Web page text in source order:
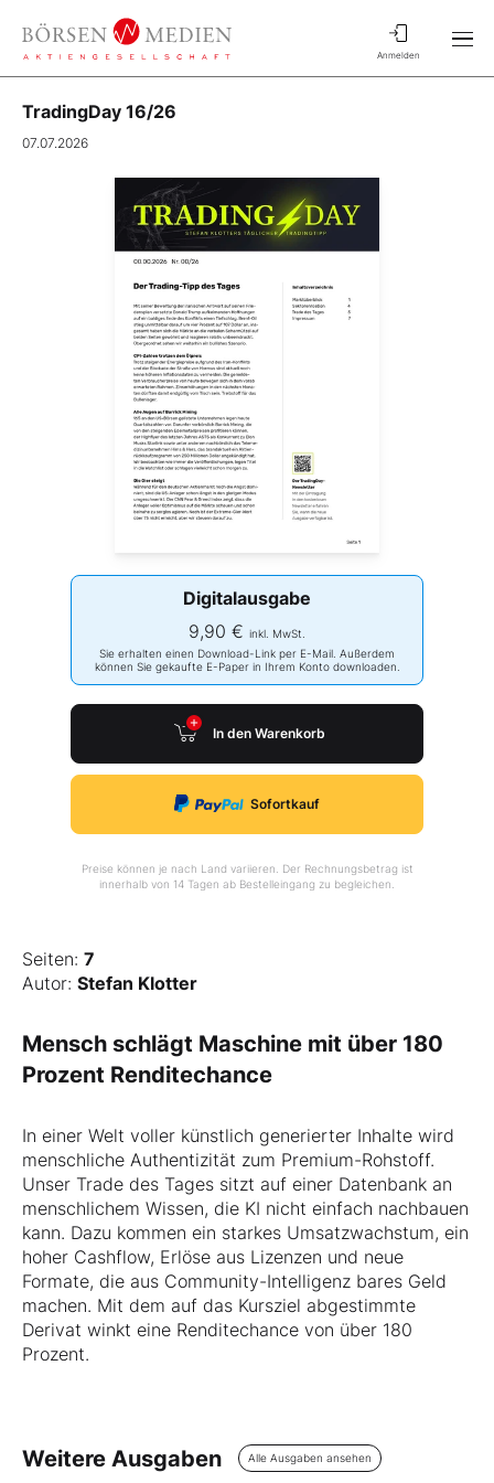
Anmelden
TradingDay 16/26
07.07.2026
Digitalausgabe
9,90 € inkl. MwSt.
Sie erhalten einen Download-Link per E-Mail. Außerdem
können Sie gekaufte E-Paper in Ihrem Konto downloaden.
In den Warenkorb
Sofortkauf
Preise können je nach Land variieren. Der Rechnungsbetrag ist
innerhalb von 14 Tagen ab Bestelleingang zu begleichen.
Seiten: 7
Autor: Stefan Klotter
Mensch schlägt Maschine mit über 180
Prozent Renditechance
In einer Welt voller künstlich generierter Inhalte wird
menschliche Authentizität zum Premium-Rohstoff.
Unser Trade des Tages sitzt auf einer Datenbank an
menschlichem Wissen, die KI nicht einfach nachbauen
kann. Dazu kommen ein starkes Umsatzwachstum, ein
hoher Cashflow, Erlöse aus Lizenzen und neue
Formate, die aus Community-Intelligenz bares Geld
machen. Mit dem auf das Kursziel abgestimmte
Derivat winkt eine Renditechance von über 180
Prozent.
Weitere Ausgaben Alle Ausgaben ansehen